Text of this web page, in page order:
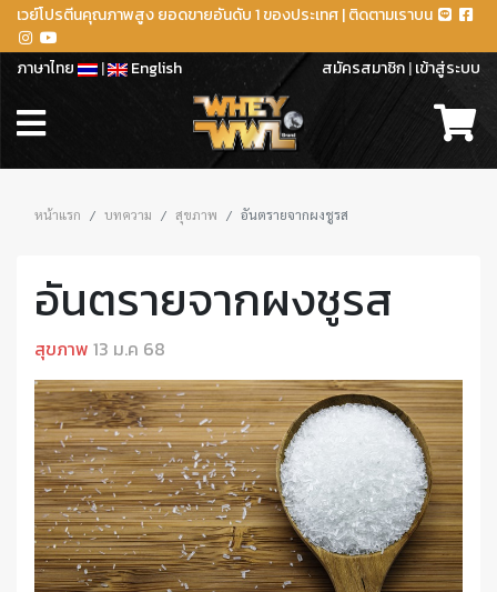
เวย์โปรตีนคุณภาพสูง ยอดขายอันดับ 1 ของประเทศ | ติดตามเราบน
ภาษาไทย | English สมัครสมาชิก|เข้าสู่ระบบ
หน้าแรก บทความ สุขภาพ อันตรายจากผงชูรส
อันตรายจากผงชูรส
สุขภาพ 13 ม.ค 68